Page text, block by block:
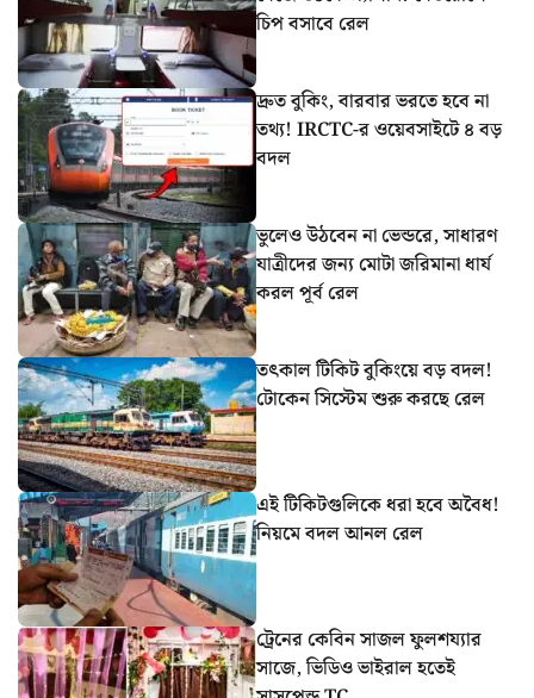
চিপ বসাবে রেল
দ্রুত বুকিং, বারবার ভরতে হবে না
তথ্য! IRCTC-র ওয়েবসাইটে ৪ বড়
বদল
ভুলেও উঠবেন না ভেন্ডরে, সাধারণ
যাত্রীদের জন্য মোটা জরিমানা ধার্য
করল পূর্ব রেল
তৎকাল টিকিট বুকিংয়ে বড় বদল!
টোকেন সিস্টেম শুরু করছে রেল
এই টিকিটগুলিকে ধরা হবে অবৈধ!
নিয়মে বদল আনল রেল
ট্রেনের কেবিন সাজল ফুলশয্যার
সাজে, ভিডিও ভাইরাল হতেই